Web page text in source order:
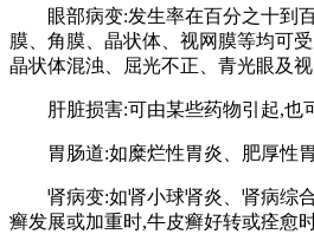
眼部病变:发生率在百分之十到百
膜、角膜、晶状体、视网膜等均可
晶状体混浊、屈光不正、青光眼及视
肝脏损害:可由某些药物引起,也可
胃肠道:如糜烂性胃炎、肥厚性胃
肾病变:如肾小球肾炎、肾病综合
癣发展或加重时,牛皮癣好转或痊愈